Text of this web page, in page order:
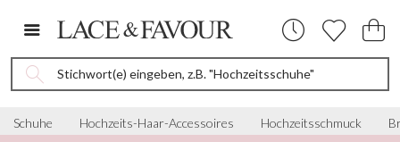
Stichwort(e) eingeben, z.B. "Hochzeitsschuhe"
Schuhe Hochzeits-Haar-Accessoires Hochzeitsschmuck